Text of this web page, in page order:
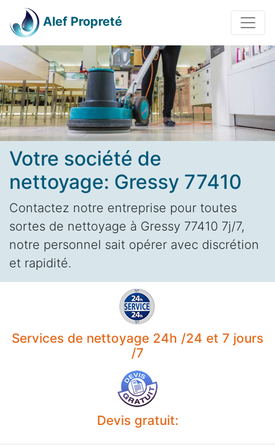
Alef Propreté
Votre société de
nettoyage: Gressy 77410
Contactez notre entreprise pour toutes
sortes de nettoyage à Gressy 77410 7j/7,
notre personnel sait opérer avec discrétion
et rapidité.
Services de nettoyage 24h /24 et 7 jours
/7
Devis gratuit: